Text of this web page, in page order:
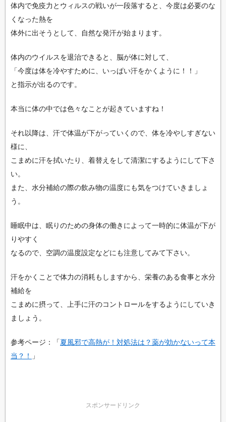
体内で免疫力とウィルスの戦いが一段落すると、今度は必要のな
くなった熱を
体外に出そうとして、自然な発汗が始まります。
体内のウイルスを退治できると、脳が体に対して、
「今度は体を冷やすために、いっぱい汗をかくように！！」
と指示が出るのです。
本当に体の中では色々なことが起きていますね！
それ以降は、汗で体温が下がっていくので、体を冷やしすぎない
様に、
こまめに汗を拭いたり、着替えをして清潔にするようにして下さ
い。
また、水分補給の際の飲み物の温度にも気をつけていきましょ
う。
睡眠中は、眠りのための身体の働きによって一時的に体温が下が
りやすく
なるので、空調の温度設定などにも注意してみて下さい。
汗をかくことで体力の消耗もしますから、栄養のある食事と水分
補給を
こまめに摂って、上手に汗のコントロールをするようにしていき
ましょう。
参考ページ：「夏風邪で高熱が！対処法は？薬が効かないって本
当？！
」
スポンサードリンク